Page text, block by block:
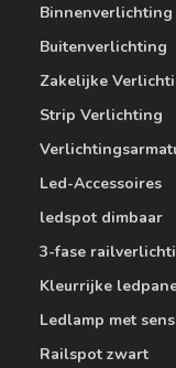
Binnenverlichting
Buitenverlichting
Zakelijke
Strip Verlichting
Led-Accessoires
ledspot dimbaar
3-fase
Kleurrijke
Ledlamp met
Railspot zwart